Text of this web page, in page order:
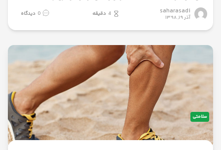
saharasadi
آذر ۱۹, ۱۳۹۸ 4 دقیقه 0 دیدگاه
سلامتی